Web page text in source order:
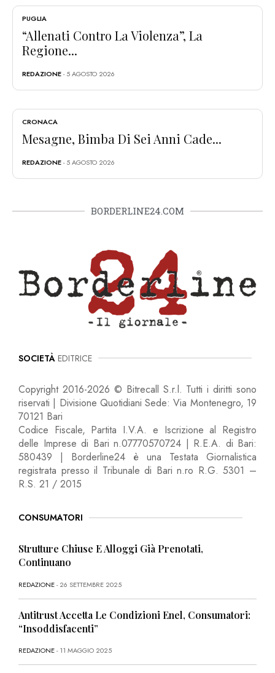
PUGLIA
“Allenati Contro La Violenza”, La
Regione...
REDAZIONE- 5 AGOSTO 2026
CRONACA
Mesagne, Bimba Di Sei Anni Cade...
REDAZIONE- 5 AGOSTO 2026
BORDERLINE24.COM
SOCIETÀ EDITRICE
Copyright 2016-2026 © Bitrecall S.r.l. Tutti i diritti sono
riservati | Divisione Quotidiani Sede: Via Montenegro, 19
70121 Bari
Codice Fiscale, Partita I.V.A. e Iscrizione al Registro
delle Imprese di Bari n.07770570724 | R.E.A. di Bari:
580439 | Borderline24 è una Testata Giornalistica
registrata presso il Tribunale di Bari n.ro R.G. 5301 –
R.S. 21 / 2015
CONSUMATORI
Strutture Chiuse E Alloggi Già Prenotati,
Continuano
REDAZIONE- 26 SETTEMBRE 2025
Antitrust Accetta Le Condizioni Enel, Consumatori:
“Insoddisfacenti”
REDAZIONE- 11 MAGGIO 2025